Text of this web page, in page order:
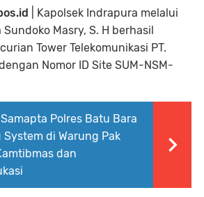
| Kapolsek Indrapura melalui
Masry, S. H berhasil
Tower Telekomunikasi PT.
Nomor ID Site SUM-NSM-
Polres Batu Bara
di Warung Pak
dan